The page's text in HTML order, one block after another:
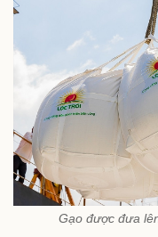
Gạo được đưa